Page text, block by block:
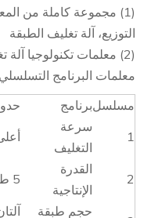
التوزيع، آلة تغليف الطبقة
(2) معلمات تكنولوجيا آلة تغليف الطبقة
معلمات البرنامج التسلسلي
مسلسلبرنامج
1
سرعة
التغليف
2
القدرة
الإنتاجية
5 طن / التحول
حجم طبقة